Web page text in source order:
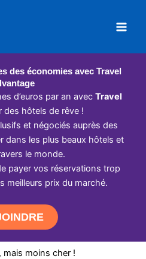
des économies avec Travel
d’euros par an avec Travel
des hôtels de rêve !
et négociés auprès des
dans les plus beaux hôtels et
le monde.
payer vos réservations trop
meilleurs prix du marché.
mais moins cher !